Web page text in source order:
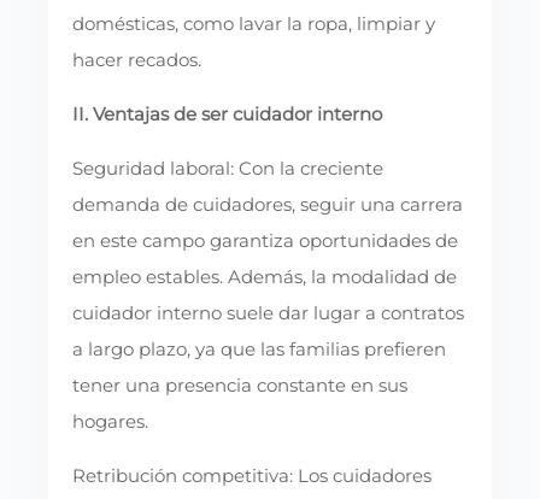
domésticas, como lavar la ropa, limpiar y
hacer recados.
II. Ventajas de ser cuidador interno
Seguridad laboral: Con la creciente
demanda de cuidadores, seguir una carrera
en este campo garantiza oportunidades de
empleo estables. Además, la modalidad de
cuidador interno suele dar lugar a contratos
a largo plazo, ya que las familias prefieren
tener una presencia constante en sus
hogares.
Retribución competitiva: Los cuidadores